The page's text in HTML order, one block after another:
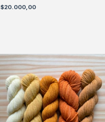
$20.000,00